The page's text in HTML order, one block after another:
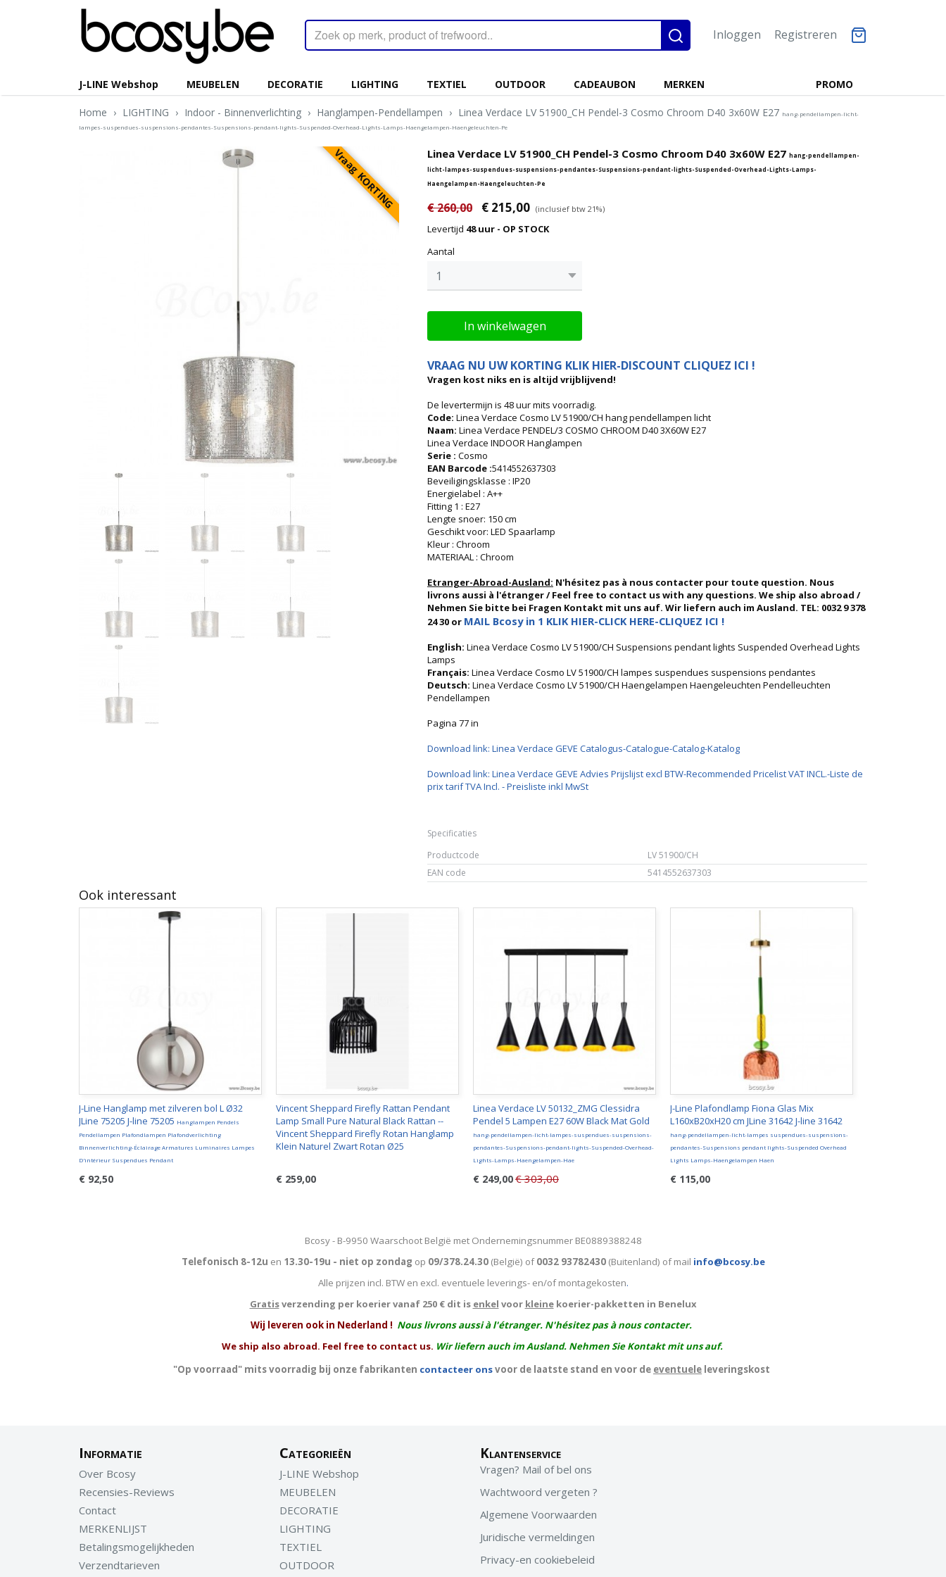
Inloggen Registreren
PROMO
J-LINE Webshop MEUBELEN DECORATIE LIGHTING TEXTIEL OUTDOOR CADEAUBON MERKEN
Home › LIGHTING › Indoor - Binnenverlichting › Hanglampen-Pendellampen › Linea Verdace LV 51900_CH Pendel-3 Cosmo Chroom D40 3x60W E27 hang-pendellampen-licht-
lampes-suspendues-suspensions-pendantes-Suspensions-pendant-lights-Suspended-Overhead-Lights-Lamps-Haengelampen-Haengeleuchten-Pe
Vraag KORTING Linea Verdace LV 51900_CH Pendel-3 Cosmo Chroom D40 3x60W E27 hang-pendellampen-
licht-lampes-suspendues-suspensions-pendantes-Suspensions-pendant-lights-Suspended-Overhead-Lights-Lamps-
Haengelampen-Haengeleuchten-Pe
€ 260,00 € 215,00 (inclusief btw 21%)
Levertijd 48 uur - OP STOCK
Aantal
In winkelwagen
VRAAG NU UW KORTING KLIK HIER-DISCOUNT CLIQUEZ ICI !
Vragen kost niks en is altijd vrijblijvend!
De levertermijn is 48 uur mits voorradig.
Code: Linea Verdace Cosmo LV 51900/CH hang pendellampen licht
Naam: Linea Verdace PENDEL/3 COSMO CHROOM D40 3X60W E27
Linea Verdace INDOOR Hanglampen
Serie : Cosmo
EAN Barcode :5414552637303
Beveiligingsklasse : IP20
Energielabel : A++
Fitting 1 : E27
Lengte snoer: 150 cm
Geschikt voor: LED Spaarlamp
Kleur : Chroom
MATERIAAL : Chroom
Etranger-Abroad-Ausland: N'hésitez pas à nous contacter pour toute question. Nous
livrons aussi à l'étranger / Feel free to contact us with any questions. We ship also abroad /
Nehmen Sie bitte bei Fragen Kontakt mit uns auf. Wir liefern auch im Ausland. TEL: 0032 9 378
24 30 or MAIL Bcosy in 1 KLIK HIER-CLICK HERE-CLIQUEZ ICI !
English: Linea Verdace Cosmo LV 51900/CH Suspensions pendant lights Suspended Overhead Lights
Lamps
Français: Linea Verdace Cosmo LV 51900/CH lampes suspendues suspensions pendantes
Deutsch: Linea Verdace Cosmo LV 51900/CH Haengelampen Haengeleuchten Pendelleuchten
Pendellampen
Pagina 77 in
Download link: Linea Verdace GEVE Catalogus-Catalogue-Catalog-Katalog
Download link: Linea Verdace GEVE Advies Prijslijst excl BTW-Recommended Pricelist VAT INCL.-Liste de
prix tarif TVA Incl. - Preisliste inkl MwSt
Specificaties
Productcode
LV 51900/CH
EAN code
5414552637303
Ook interessant
J-Line Hanglamp met zilveren bol L Ø32
JLine 75205 J-line 75205 Hanglampen Pendels
Pendellampen Plafondlampen Plafondverlichting
Binnenverlichting-Éclairage Armatures Luminaires Lampes
D'intérieur Suspendues Pendant
€ 92,50
Vincent Sheppard Firefly Rattan Pendant
Lamp Small Pure Natural Black Rattan --
Vincent Sheppard Firefly Rotan Hanglamp
Klein Naturel Zwart Rotan Ø25
€ 259,00
Linea Verdace LV 50132_ZMG Clessidra
Pendel 5 Lampen E27 60W Black Mat Gold
hang-pendellampen-licht-lampes-suspendues-suspensions-
pendantes-Suspensions-pendant-lights-Suspended-Overhead-
Lights-Lamps-Haengelampen-Hae
€ 249,00€ 303,00
J-Line Plafondlamp Fiona Glas Mix
L160xB20xH20 cm JLine 31642 J-line 31642
hang-pendellampen-licht-lampes suspendues-suspensions-
pendantes-Suspensions pendant lights-Suspended Overhead
Lights Lamps-Haengelampen Haen
€ 115,00
Bcosy - B-9950 Waarschoot België met Ondernemingsnummer BE0889388248
Telefonisch 8-12u en 13.30-19u - niet op zondag op 09/378.24.30(België) of0032 93782430(Buitenland) of mail info@bcosy.be
Alle prijzen incl. BTW en excl. eventuele leverings- en/of montagekosten.
Gratisverzending per koerier vanaf 250 € dit is enkel voor kleinekoerier-pakketten in Benelux
Wij leveren ook in Nederland ! Nous livrons aussi à l'étranger. N'hésitez pas à nous contacter.
We ship also abroad. Feel free to contact us. Wir liefern auch im Ausland. Nehmen Sie Kontakt mit uns auf.
"Op voorraad" mits voorradig bij onze fabrikanten contacteer onsvoor de laatste stand en voor de eventuele leveringskost
Informatie
Over Bcosy
Recensies-Reviews
Contact
MERKENLIJST
Betalingsmogelijkheden
Verzendtarieven
Categorieën
J-LINE Webshop
MEUBELEN
DECORATIE
LIGHTING
TEXTIEL
OUTDOOR
Klantenservice
Vragen? Mail of bel ons
Wachtwoord vergeten ?
Algemene Voorwaarden
Juridische vermeldingen
Privacy-en cookiebeleid